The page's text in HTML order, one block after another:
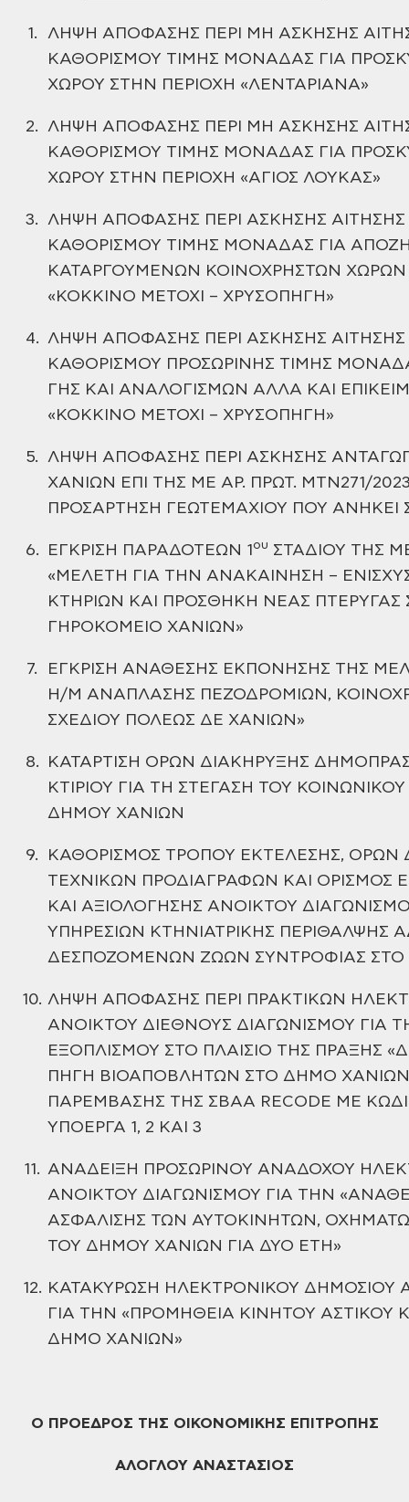
1.
ΛΗΨΗ ΑΠΟΦΑΣΗΣ ΠΕΡΙ ΜΗ ΑΣΚΗΣΗΣ
ΚΑΘΟΡΙΣΜΟΥ ΤΙΜΗΣ ΜΟΝΑΔΑΣ ΓΙΑ
ΧΩΡΟΥ ΣΤΗΝ ΠΕΡΙΟΧΗ «ΛΕΝΤΑΡΙΑΝΑ»
2.
ΛΗΨΗ ΑΠΟΦΑΣΗΣ ΠΕΡΙ ΜΗ ΑΣΚΗΣΗΣ
ΚΑΘΟΡΙΣΜΟΥ ΤΙΜΗΣ ΜΟΝΑΔΑΣ ΓΙΑ
ΧΩΡΟΥ ΣΤΗΝ
ΠΕΡΙΟΧΗ «ΑΓΙΟΣ ΛΟΥΚΑΣ»
3.
ΛΗΨΗ ΑΠΟΦΑΣΗΣ ΠΕΡΙ ΑΣΚΗΣΗΣ ΑΙΤΗΣΗΣ
ΚΑΘΟΡΙΣΜΟΥ ΤΙΜΗΣ ΜΟΝΑΔΑΣ ΓΙΑ
ΚΑΤΑΡΓΟΥΜΕΝΩΝ ΚΟΙΝΟΧΡΗΣΤΩΝ
«ΚΟΚΚΙΝΟ ΜΕΤΟΧΙ – ΧΡΥΣΟΠΗΓΗ»
4. ΛΗΨΗ ΑΠΟΦΑΣΗΣ ΠΕΡΙ ΑΣΚΗΣΗΣ ΑΙΤΗΣΗΣ
ΚΑΘΟΡΙΣΜΟΥ ΠΡΟΣΩΡΙΝΗΣ ΤΙΜΗΣ
ΓΗΣ ΚΑΙ ΑΝΑΛΟΓΙΣΜΩΝ ΑΛΛΑ ΚΑΙ
«ΚΟΚΚΙΝΟ ΜΕΤΟΧΙ – ΧΡΥΣΟΠΗΓΗ»
5. ΛΗΨΗ ΑΠΟΦΑΣΗΣ ΠΕΡΙ ΑΣΚΗΣΗΣ
ΧΑΝΙΩΝ ΕΠΙ ΤΗΣ ΜΕ ΑΡ. ΠΡΩΤ. ΜΤΝ271/
ΠΡΟΣΑΡΤΗΣΗ ΓΕΩΤΕΜΑΧΙΟΥ ΠΟΥ
6. ΕΓΚΡΙΣΗ ΠΑΡΑΔΟΤΕΩΝ 1 ου ΣΤΑΔΙΟΥ ΤΗΣ
«ΜΕΛΕΤΗ ΓΙΑ ΤΗΝ ΑΝΑΚΑΙΝΗΣΗ –
ΚΤΗΡΙΩΝ ΚΑΙ
ΠΡΟΣΘΗΚΗ ΝΕΑΣ ΠΤΕΡΥΓΑΣ
ΓΗΡΟΚΟΜΕΙΟ ΧΑΝΙΩΝ»
7. ΕΓΚΡΙΣΗ ΑΝΑΘΕΣΗΣ ΕΚΠΟΝΗΣΗΣ ΤΗΣ
Η/Μ ΑΝΑΠΛΑΣΗΣ ΠΕΖΟΔΡΟΜΙΩΝ,
ΣΧΕΔΙΟΥ ΠΟΛΕΩΣ ΔΕ ΧΑΝΙΩΝ»
8. ΚΑΤΑΡΤΙΣΗ ΟΡΩΝ ΔΙΑΚΗΡΥΞΗΣ
ΚΤΙΡΙΟΥ ΓΙΑ ΤΗ ΣΤΕΓΑΣΗ ΤΟΥ
ΔΗΜΟΥ ΧΑΝΙΩΝ
9. ΚΑΘΟΡΙΣΜΟΣ ΤΡΟΠΟΥ ΕΚΤΕΛΕΣΗΣ, ΟΡΩΝ
ΤΕΧΝΙΚΩΝ ΠΡΟΔΙΑΓΡΑΦΩΝ ΚΑΙ ΟΡΙΣΜΟΣ
ΚΑΙ ΑΞΙΟΛΟΓΗΣΗΣ ΑΝΟΙΚΤΟΥ
ΥΠΗΡΕΣΙΩΝ ΚΤΗΝΙΑΤΡΙΚΗΣ ΠΕΡΙΘΑΛΨΗΣ
ΔΕΣΠΟΖΟΜΕΝΩΝ ΖΩΩΝ ΣΥΝΤΡΟΦΙΑΣ
10. ΛΗΨΗ ΑΠΟΦΑΣΗΣ ΠΕΡΙ ΠΡΑΚΤΙΚΩΝ
ΑΝΟΙΚΤΟΥ ΔΙΕΘΝΟΥΣ ΔΙΑΓΩΝΙΣΜΟΥ ΓΙΑ
ΕΞΟΠΛΙΣΜΟΥ ΣΤΟ ΠΛΑΙΣΙΟ ΤΗΣ ΠΡΑΞΗΣ
ΠΗΓΗ ΒΙΟΑΠΟΒΛΗΤΩΝ ΣΤΟ ΔΗΜΟ ΧΑΝΙΩΝ
ΠΑΡΕΜΒΑΣΗΣ ΤΗΣ ΣΒΑΑ RECODE ΜΕ
ΥΠΟΕΡΓΑ 1, 2 ΚΑΙ 3
11. ΑΝΑΔΕΙΞΗ
ΠΡΟΣΩΡΙΝΟΥ ΑΝΑΔΟΧΟΥ
ΑΝΟΙΚΤΟΥ ΔΙΑΓΩΝΙΣΜΟΥ ΓΙΑ ΤΗΝ
ΑΣΦΑΛΙΣΗΣ ΤΩΝ ΑΥΤΟΚΙΝΗΤΩΝ,
ΤΟΥ ΔΗΜΟΥ ΧΑΝΙΩΝ ΓΙΑ ΔΥΟ ΕΤΗ»
12. ΚΑΤΑΚΥΡΩΣΗ
ΗΛΕΚΤΡΟΝΙΚΟΥ ΔΗΜΟΣΙΟΥ
ΓΙΑ ΤΗΝ «ΠΡΟΜΗΘΕΙΑ ΚΙΝΗΤΟΥ ΑΣΤΙΚΟΥ
ΔΗΜΟ ΧΑΝΙΩΝ»
Ο ΠΡΟΕΔΡΟΣ ΤΗΣ ΟΙΚΟΝΟΜΙΚΗΣ ΕΠΙΤΡΟΠΗΣ
ΑΛΟΓΛΟΥ ΑΝΑΣΤΑΣΙΟΣ